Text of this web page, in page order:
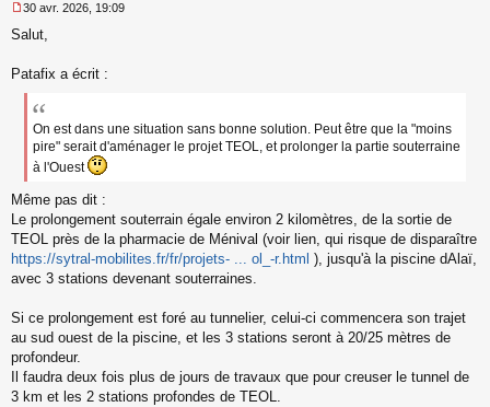
e
s
l
u
30 avr. 2026, 19:09
Salut,
Patafix a écrit :
On est dans une situation sans bonne solution. Peut être que la "moins
pire" serait d'aménager le projet TEOL, et prolonger la partie souterraine
à l'Ouest
Même pas dit :
Le prolongement souterrain égale environ 2 kilomètres, de la sortie de
TEOL près de la pharmacie de Ménival (voir lien, qui risque de disparaître
https://sytral-mobilites.fr/fr/projets- ... ol_-r.html ), jusqu'à la piscine dAlaï,
avec 3 stations devenant souterraines.
Si ce prolongement est foré au tunnelier, celui-ci commencera son trajet
au sud ouest de la piscine, et les 3 stations seront à 20/25 mètres de
profondeur.
Il faudra deux fois plus de jours de travaux que pour creuser le tunnel de
3 km et les 2 stations profondes de TEOL.